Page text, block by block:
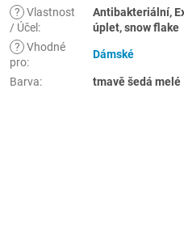
? Vlastnost
/ Účel :
Antibakteriální,
úplet, snow flake
? Vhodné
pro:
Dámské
Barva: tmavě šedá melé